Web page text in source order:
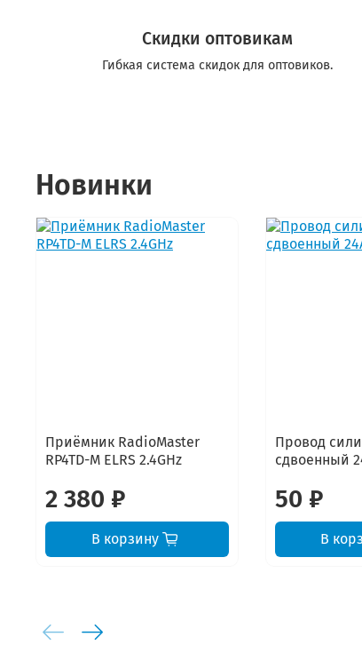
Скидки оптовикам
Гибкая система скидок для оптовиков.
Новинки
Приёмник RadioMaster
RP4TD-M ELRS 2.4GHz
2 380 ₽
В корзину
Провод
сдвоенный
50 ₽
В